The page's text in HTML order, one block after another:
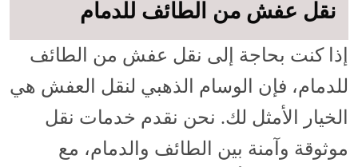
نقل عفش من الطائف للدمام
إذا كنت بحاجة إلى نقل عفش من الطائف
للدمام، فإن الوسام الذهبي لنقل العفش هي
الخيار الأمثل لك. نحن نقدم خدمات نقل
موثوقة وآمنة بين الطائف والدمام، مع